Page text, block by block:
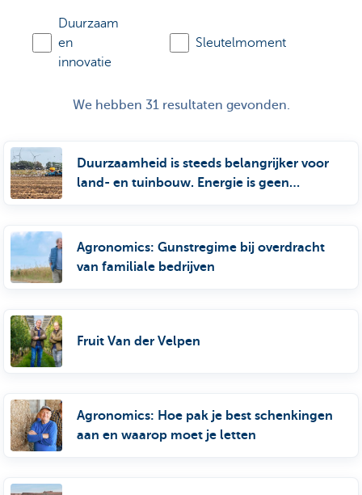
Duurzaam
en
innovatie
Sleutelmoment
We hebben 31 resultaten gevonden.
Duurzaamheid is steeds belangrijker voor
land- en tuinbouw. Energie is geen
omspringt op je bedrijf, hoor je in deze
Agronomics met Barbara Govaert van KBC
Agronomics: Gunstregime bij overdracht
van familiale bedrijven
Fruit Van der Velpen
Agronomics: Hoe pak je best schenkingen
aan en waarop moet je letten